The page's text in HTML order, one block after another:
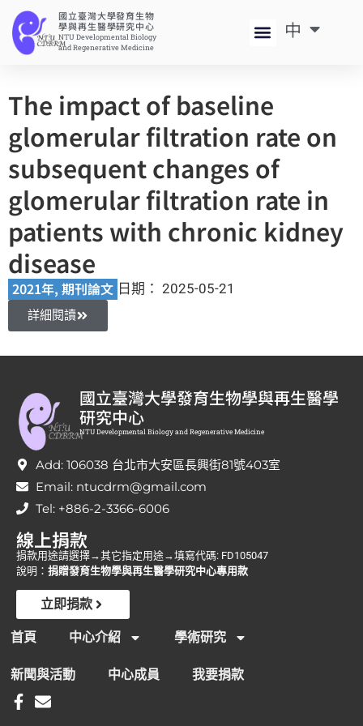
國立臺灣大學發育生物
學與再生醫學研究中心
NTU Developmental Biology
and Regenerative Medicine
中
EN
The impact of baseline
glomerular filtration rate on
subsequent changes of
glomerular filtration rate in
patients with chronic kidney
disease
2021年, 期刊論文 日期： 2025-05-21
詳細閱讀
國立臺灣大學發育生物學與再生醫學
研究中心
NTU Developmental Biology and Regenerative Medicine
Add: 106038 台北市大安區長興街81號403室
Email: ntucdrm@gmail.com
Tel: +886-2-3366-6006
線上捐款
捐款用途請選擇→其它指定用途→填寫代碼: FD105047
說明： 捐贈發育生物學與再生醫學研究中心專用款
立即捐款
首頁 中心介紹 學術研究
新聞與活動 中心成員 我要捐款